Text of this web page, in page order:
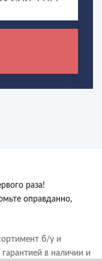
раза!
оправданно,
б/у и
в наличии и